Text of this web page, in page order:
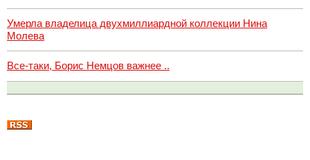
Умерла владелица двухмиллиардной коллекции Нина
Молева
Все-таки, Борис Немцов важнее ..